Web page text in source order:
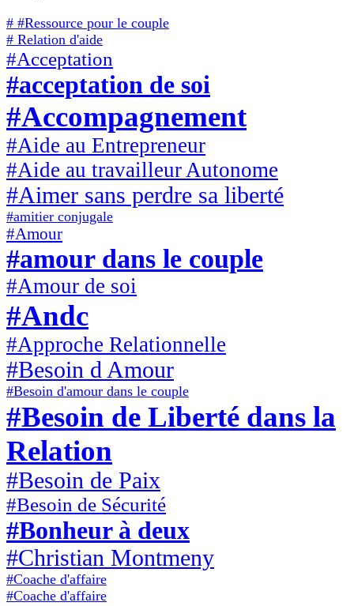
# #Ressource pour le couple
# Relation d'aide
#Acceptation
#acceptation de soi
#Accompagnement
#Aide au Entrepreneur
#Aide au travailleur Autonome
#Aimer sans perdre sa liberté
#amitier conjugale
#Amour
#amour dans le couple
#Amour de soi
#Andc
#Approche Relationnelle
#Besoin d Amour
#Besoin d'amour dans le couple
#Besoin de Liberté dans la
Relation
#Besoin de Paix
#Besoin de Sécurité
#Bonheur à deux
#Christian Montmeny
#Coache d'affaire
#Coache d'affaire